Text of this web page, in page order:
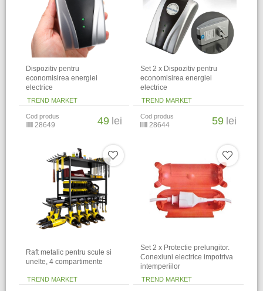
Dispozitiv pentru
economisirea energiei
electrice
TREND MARKET
Cod produs
28649 49 lei
Set 2 x Dispozitiv pentru
economisirea energiei
electrice
TREND MARKET
Cod produs
28644 59 lei
Raft metalic pentru scule si
unelte, 4 compartimente
TREND MARKET
Set 2 x Protectie prelungitor.
Conexiuni electrice impotriva
intemperiilor
TREND MARKET